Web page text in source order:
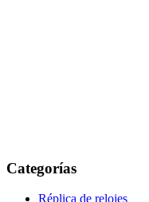
Categorías
Réplica de relojes